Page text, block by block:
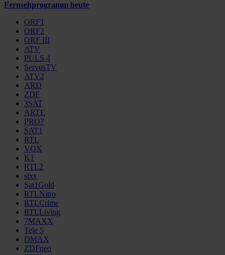
Fernsehprogramm heute
ORF1
ORF2
ORF III
ATV
PULS 4
ServusTV
ATV2
ARD
ZDF
3SAT
ARTE
PRO7
SAT1
RTL
VOX
K1
RTL2
sixx
Sat1Gold
RTLNitro
RTLCrime
RTLLiving
7MAXX
Tele 5
DMAX
ZDFneo